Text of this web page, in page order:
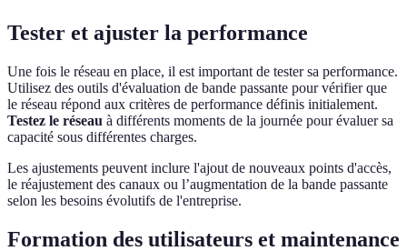
Tester et ajuster la performance
Une fois le réseau en place, il est important de tester sa performance.
Utilisez des outils d'évaluation de bande passante pour vérifier que
le réseau répond aux critères de performance définis initialement.
Testez le réseau à différents moments de la journée pour évaluer sa
capacité sous différentes charges.
Les ajustements peuvent inclure l'ajout de nouveaux points d'accès,
le réajustement des canaux ou l’augmentation de la bande passante
selon les besoins évolutifs de l'entreprise.
Formation des utilisateurs et maintenance